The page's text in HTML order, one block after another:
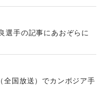
手の記事にあおぞらに
全国放送）でカンボジア手